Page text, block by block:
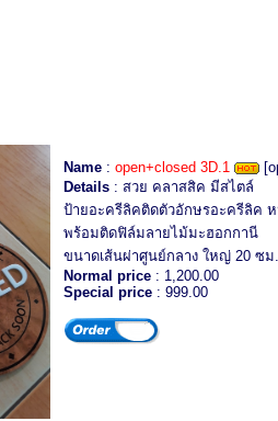
Name : open+closed 3D.1
Details : สวย คลาสสิค มีสไตล์
ป้ายอะครีลิคติดตัวอักษรอะครีลิค
พร้อมติดฟิล์มลายไม้มะฮอกกานี
ขนาดเส้นผ่าศูนย์กลาง ใหญ่ 20 ซม.
Normal price : 1,200.00
Special price : 999.00